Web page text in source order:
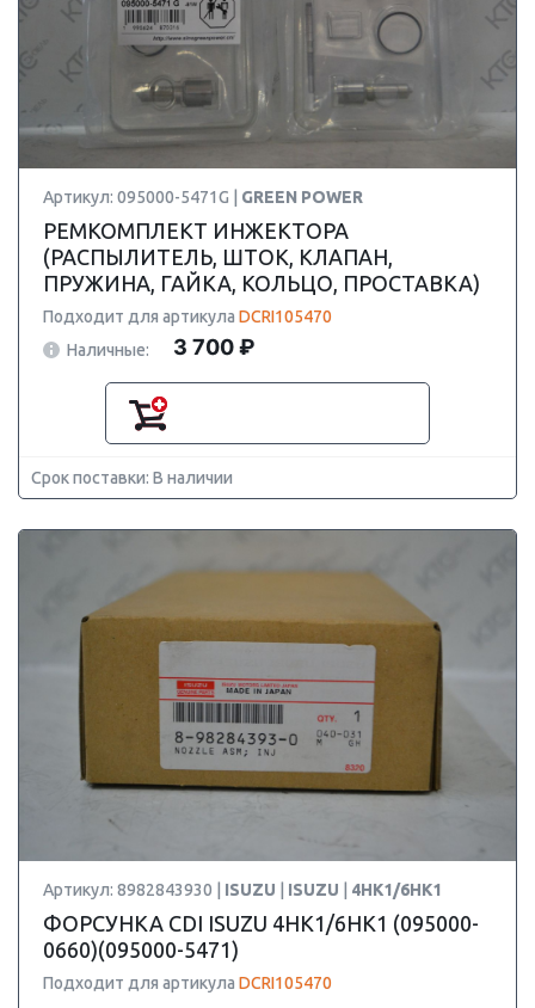
Артикул: 095000-5471G | GREEN POWER
РЕМКОМПЛЕКТ ИНЖЕКТОРА
(РАСПЫЛИТЕЛЬ, ШТОК, КЛАПАН,
ПРУЖИНА, ГАЙКА, КОЛЬЦО, ПРОСТАВКА)
Подходит для артикула DCRI105470
Наличные:
3 700 ₽
Срок поставки: В наличии
Артикул: 8982843930 | ISUZU ISUZU 4HK1/6HK1
ФОРСУНКА CDI ISUZU 4HK1/6HK1 (095000-
0660)(095000-5471)
Подходит для артикула DCRI105470